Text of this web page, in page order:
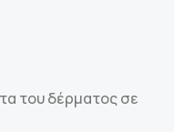
του δέρματος σε